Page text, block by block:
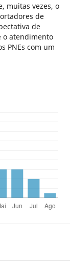
muitas vezes, o
de
de
o atendimento
PNEs com um